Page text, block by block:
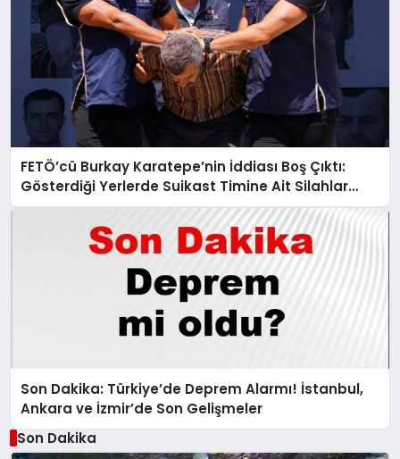
FETÖ’cü Burkay Karatepe’nin İddiası Boş Çıktı:
Gösterdiği Yerlerde Suikast Timine Ait Silahlar
Bulunamadı!
Son Dakika: Türkiye’de Deprem Alarmı! İstanbul,
Ankara ve İzmir’de Son Gelişmeler
Son Dakika